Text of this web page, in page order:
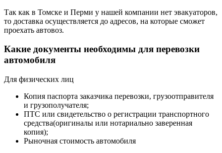
Так как в Томске и Перми у нашей компании нет эвакуаторов,
то доставка осуществляется до адресов, на которые сможет
проехать автовоз.
Какие документы необходимы для перевозки
автомобиля
Для физических лиц
Копия паспорта заказчика перевозки, грузоотправителя
и грузополучателя;
ПТС или свидетельство о регистрации транспортного
средства(оригиналы или нотариально заверенная
копия);
Рыночная стоимость автомобиля